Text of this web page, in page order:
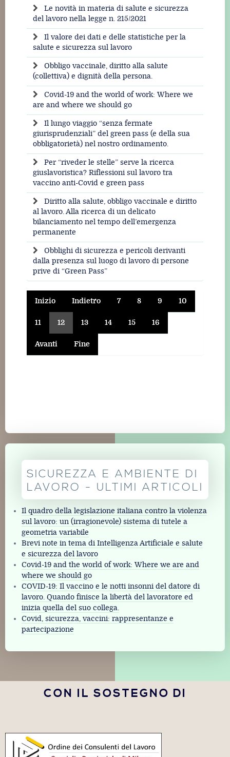
Le novità in materia di salute e sicurezza
del lavoro nella legge n. 215/2021
Il valore dei dati e delle statistiche per la
salute e sicurezza sul lavoro
Obbligo vaccinale, diritto alla salute
(collettiva) e dignità della persona.
Covid-19 and the world of work: Where we
are and where we should go
Il lungo viaggio “senza fermate
giurisprudenziali” del green pass (e della sua
obbligatorietà) nel nostro ordinamento.
Per “riveder le stelle” serve la ricerca
giuslavoristica? Riflessioni sul lavoro tra
vaccino anti-Covid e green pass
Diritto alla salute, obbligo vaccinale e diritto
al lavoro. Alla ricerca di un delicato
bilanciamento nel tempo dell’emergenza
permanente
Obblighi di sicurezza e pericoli derivanti
dalla presenza sul luogo di lavoro di persone
prive di “Green Pass”
Inizio Indietro 7 8 9 10
11 12 13 14 15 16
Avanti Fine
SICUREZZA E AMBIENTE DI
LAVORO - ULTIMI ARTICOLI
Il quadro della legislazione italiana contro la violenza
sul lavoro: un (irragionevole) sistema di tutele a
geometria variabile
Brevi note in tema di Intelligenza Artificiale e salute
e sicurezza del lavoro
Covid-19 and the world of work: Where we are and
where we should go
COVID-19: Il vaccino e le notti insonni del datore di
lavoro. Quando finisce la libertà del lavoratore ed
inizia quella del suo collega.
Covid, sicurezza, vaccini: rappresentanze e
partecipazione
CON IL SOSTEGNO DI